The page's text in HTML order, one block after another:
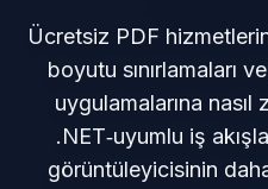
Ücretsiz PDF
boyutu sınırlamaları
uygulamalarına
.NET‑uyumlu iş
görüntüleyicisinin